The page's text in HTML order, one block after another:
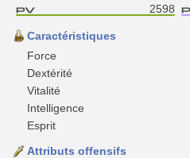
2598
Caractéristiques
Force
Dextérité
Vitalité
Intelligence
Esprit
Attributs offensifs